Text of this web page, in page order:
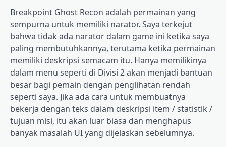
Breakpoint Ghost Recon adalah permainan yang
sempurna untuk memiliki narator. Saya terkejut
bahwa tidak ada narator dalam game ini ketika saya
paling membutuhkannya, terutama ketika permainan
memiliki deskripsi semacam itu. Hanya memilikinya
dalam menu seperti di Divisi 2 akan menjadi bantuan
besar bagi pemain dengan penglihatan rendah
seperti saya. Jika ada cara untuk membuatnya
bekerja dengan teks dalam deskripsi item / statistik /
tujuan misi, itu akan luar biasa dan menghapus
banyak masalah UI yang dijelaskan sebelumnya.